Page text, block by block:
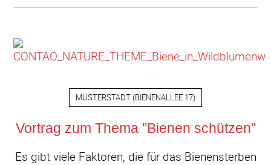
MUSTERSTADT (BIENENALLEE 17)
Vortrag zum Thema "Bienen schützen"
Es gibt viele Faktoren, die für das Bienensterben